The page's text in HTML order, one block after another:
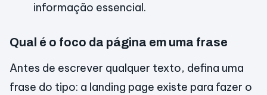
informação essencial.
Qual é o foco da página em uma frase
Antes de escrever qualquer texto, defina uma
frase do tipo: a landing page existe para fazer o